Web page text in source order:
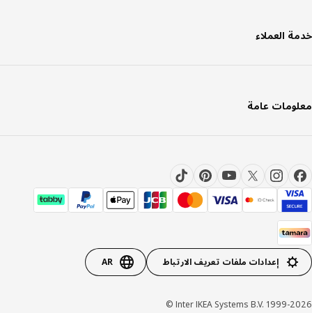
العملاء
عامة
إعدادات ملفات تعريف الارتباط AR
Inter IKEA Systems B.V. 1999-